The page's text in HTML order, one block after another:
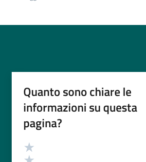
Quanto sono chiare le
informazioni su questa
pagina?
Valutazione